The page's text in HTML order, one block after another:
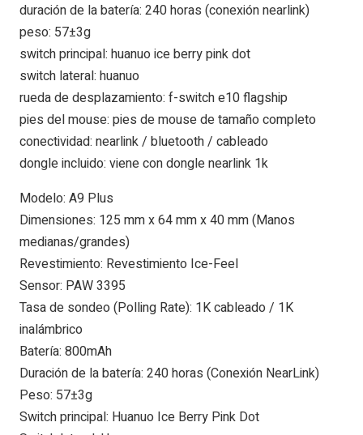
duración de la batería: 240 horas (conexión nearlink)
peso: 57±3g
switch principal: huanuo ice berry pink dot
switch lateral: huanuo
rueda de desplazamiento: f-switch e10 flagship
pies del mouse: pies de mouse de tamaño completo
conectividad: nearlink / bluetooth / cableado
dongle incluido: viene con dongle nearlink 1k
Modelo: A9 Plus
Dimensiones: 125 mm x 64 mm x 40 mm (Manos
medianas/grandes)
Revestimiento: Revestimiento Ice-Feel
Sensor: PAW 3395
Tasa de sondeo (Polling Rate): 1K cableado / 1K
inalámbrico
Batería: 800mAh
Duración de la batería: 240 horas (Conexión NearLink)
Peso: 57±3g
Switch principal: Huanuo Ice Berry Pink Dot